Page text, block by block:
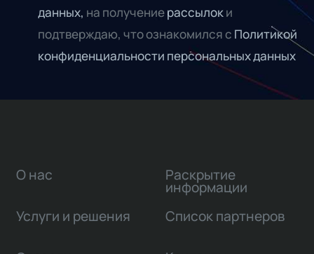
данных, на получениерассылоки
подтверждаю, что ознакомился с Политикой
конфиденциальности персональных данных
О нас
Услуги и решения
Раскрытие
информации
Список партнеров